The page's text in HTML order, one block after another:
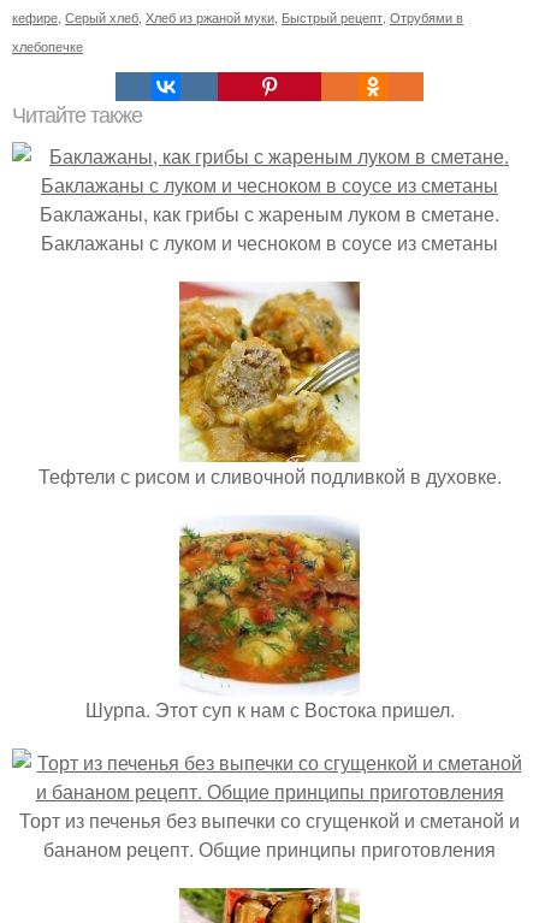
кефире, Серый хлеб, Хлеб из ржаной муки, Быстрый рецепт, Отрубями в
хлебопечке
Читайте также
Баклажаны, как грибы с жареным луком в сметане.
Баклажаны с луком и чесноком в соусе из сметаны
Тефтели с рисом и сливочной подливкой в духовке.
Шурпа. Этот суп к нам с Востока пришел.
Торт из печенья без выпечки со сгущенкой и сметаной и
бананом рецепт. Общие принципы приготовления